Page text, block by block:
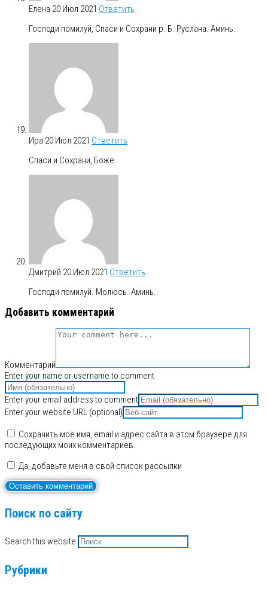
Елена 20 Июл 2021 Ответить
Господи помилуй, Спаси и Сохрани р. Б. Руслана. Аминь.
Ира 20 Июл 2021 Ответить
Спаси и Сохрани, Боже.
Дмитрий 20 Июл 2021 Ответить
Господи помилуй. Молюсь. Аминь.
Добавить комментарий
Комментарий
Enter your name or username to comment
Enter your email address to comment
Enter your website URL (optional)
Сохранить моё имя, email и адрес сайта в этом браузере для
последующих моих комментариев.
Да, добавьте меня в свой список рассылки
Поиск по сайту
Search this website
Рубрики